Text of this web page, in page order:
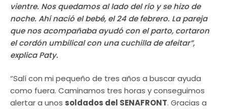
vientre. Nos quedamos al lado del río y se hizo de
noche. Ahí nació el bebé, el 24 de febrero. La pareja
que nos acompañaba ayudó con el parto, cortaron
el cordón umbilical con una cuchilla de afeitar”,
explica Paty.
“Salí con mi pequeño de tres años a buscar ayuda
como fuera. Caminamos tres horas y conseguimos
alertar a unos soldados del SENAFRONT. Gracias a